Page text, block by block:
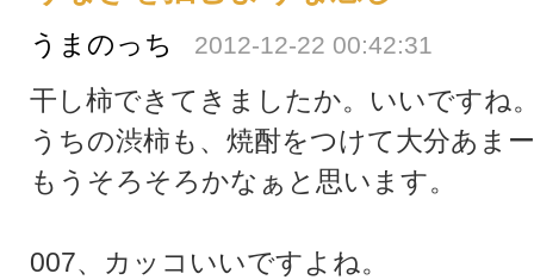
うまのっち 2012-12-22 00:42:31
干し柿できてきましたか。いいですね
うちの渋柿も、焼酎をつけて大分あま
もうそろそろかなぁと思います。
007、カッコいいですよね。